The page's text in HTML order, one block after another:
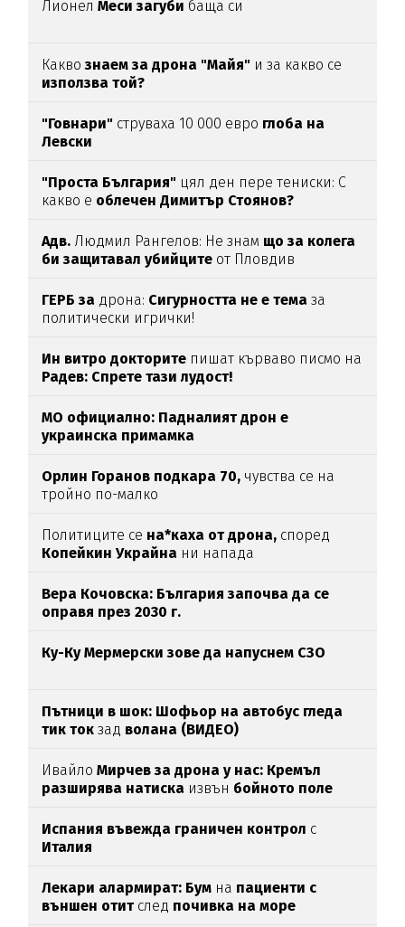
Лионел Меси загуби баща си
Каквознаем за дрона "Майя" и за какво се
използва той?
"Говнари" струваха 10 000 евро глоба на
Левски
"Проста България" цял ден пере тениски: С
какво е облечен Димитър Стоянов?
Адв. Людмил Рангелов: Не знам що за колега
би защитавал убийците от Пловдив
ГЕРБ за дрона: Сигурността не е темаза
политически игрички!
Ин витро докторите пишат кърваво писмо на
Радев: Спрете тази лудост!
МО официално: Падналият дрон е
украинска примамка
Орлин Горанов подкара 70, чувства се на
тройно по-малко
Политиците се на*каха от дрона, според
Копейкин Украйна ни напада
Вера Кочовска: България започва да се
оправя през 2030 г.
Ку-Ку Мермерски зове да напуснем СЗО
Пътници в шок: Шофьор на автобус гледа
тик ток зад волана (ВИДЕО)
ИвайлоМирчев за дрона у нас: Кремъл
разширява натиска извън бойното поле
Испания въвежда граничен контрол с
Италия
Лекари алармират: Бум на пациенти с
външен отитслед почивка на море